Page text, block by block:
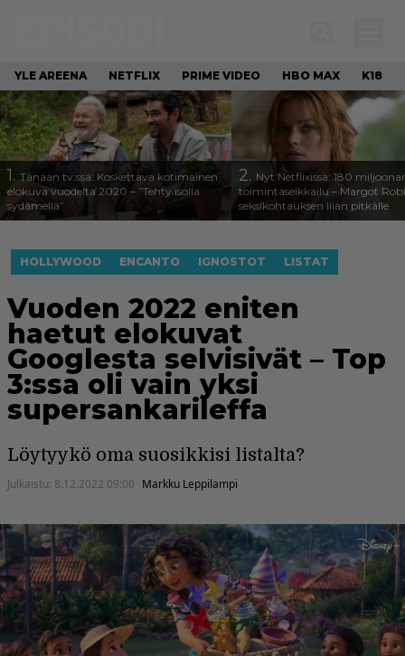
YLE AREENA NETFLIX PRIME VIDEO HBO MAX K18
1. Tänään tv:ssä: Koskettava kotimainen
elokuva vuodelta 2020 – ”Tehty isolla
sydämellä”
2. Nyt Netflixissä: 180
toimintaseikkailu – Margot
seksikohtauksen liian pitkälle
HOLLYWOOD ENCANTO IGNOSTOT LISTAT
Vuoden 2022 eniten
haetut elokuvat
Googlesta selvisivät – Top
3:ssa oli vain yksi
supersankarileffa
Löytyykö oma suosikkisi listalta?
Julkaistu: 8.12.2022 09:00 Markku Leppilampi